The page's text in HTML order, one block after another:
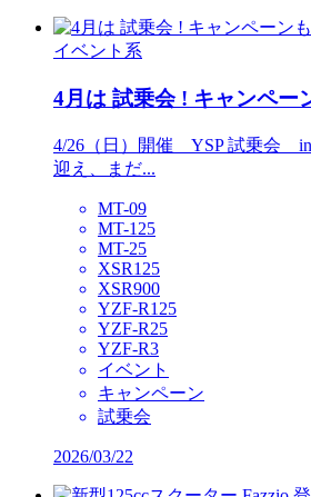
イベント系
4月は 試乗会 ! キャンペー
4/26（日）開催 YSP 試乗会 in
迎え、まだ...
MT-09
MT-125
MT-25
XSR125
XSR900
YZF-R125
YZF-R25
YZF-R3
イベント
キャンペーン
試乗会
2026/03/22